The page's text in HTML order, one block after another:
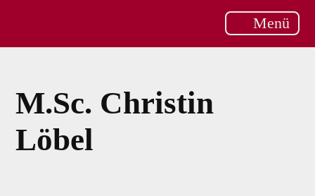
Menü
M.Sc. Christin
Löbel